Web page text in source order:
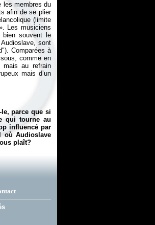
les membres du
afin de se plier
(limite
Les musiciens
bien souvent le
sont
Comparées à
comme en
mais au refrain
mais d’un
parce que si
qui tourne au
influencé par
où Audioslave
plaît?